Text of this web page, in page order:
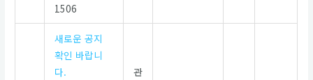
1506
새로운 공지
확인 바랍니
다.
관